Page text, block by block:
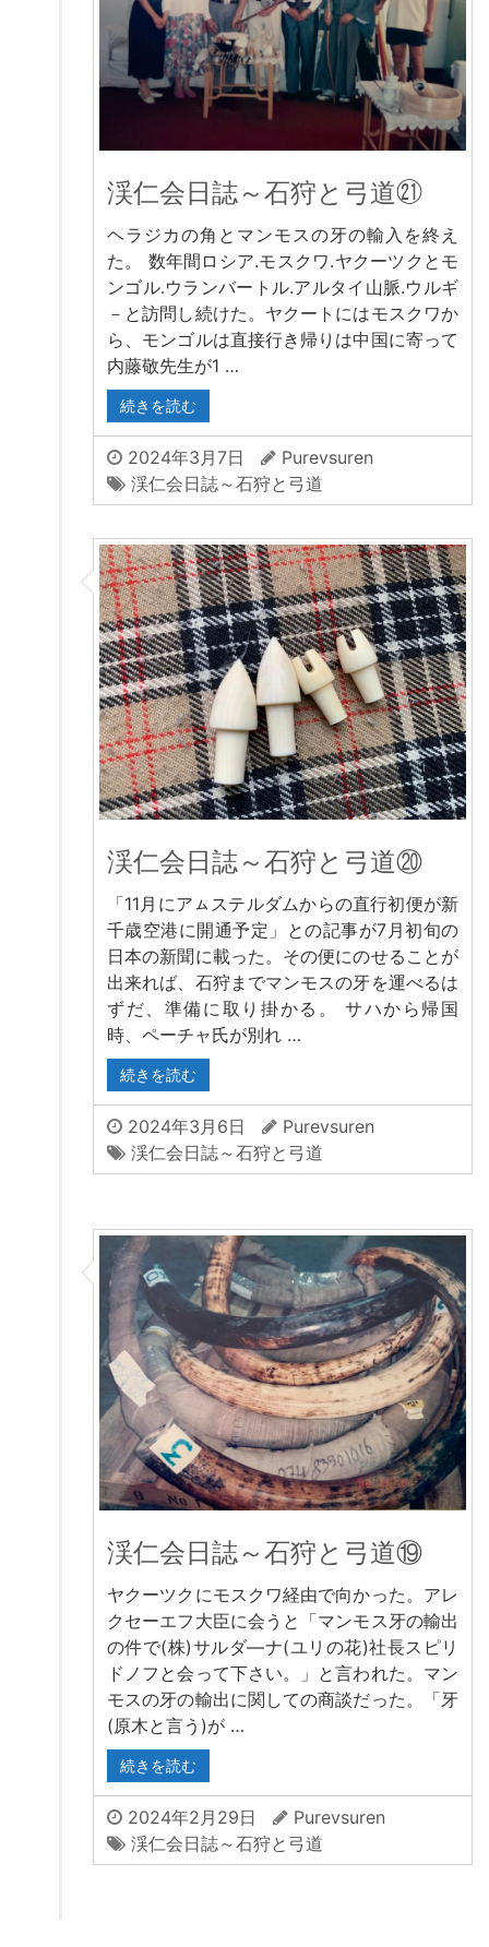
渓仁会日誌～石狩と弓道㉑
ヘラジカの角とマンモスの牙の輸入を終え
た。 数年間ロシア.モスクワ.ヤクーツクとモ
ンゴル.ウランバートル.アルタイ山脈.ウルギ
－と訪問し続けた。ヤクートにはモスクワか
ら、モンゴルは直接行き帰りは中国に寄って
内藤敬先生が1 …
続きを読む
2024年3月7日
Purevsuren
渓仁会日誌～石狩と弓道
渓仁会日誌～石狩と弓道⑳
「11月にアㇺステルダムからの直行初便が新
千歳空港に開通予定」との記事が7月初旬の
日本の新聞に載った。その便にのせることが
出来れば、石狩までマンモスの牙を運べるは
ずだ、準備に取り掛かる。 サハから帰国
時、ペーチャ氏が別れ …
続きを読む
2024年3月6日
Purevsuren
渓仁会日誌～石狩と弓道
渓仁会日誌～石狩と弓道⑲
ヤクーツクにモスクワ経由で向かった。アレ
クセーエフ大臣に会うと「マンモス牙の輸出
の件で(株)サルダ―ナ(ユリの花)社長スピリ
ドノフと会って下さい。」と言われた。マン
モスの牙の輸出に関しての商談だった。「牙
(原木と言う)が …
続きを読む
2024年2月29日
Purevsuren
渓仁会日誌～石狩と弓道